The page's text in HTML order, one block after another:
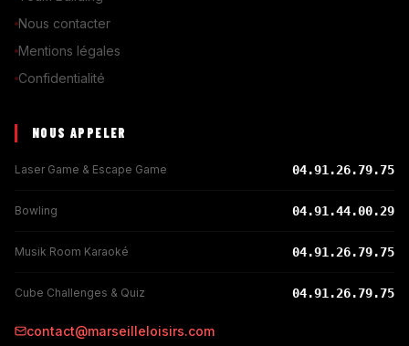
Nous contacter
Mentions légales
Confidentialité
NOUS APPELER
Laser Game & Escape Game 04.91.26.79.75
Bowling 04.91.44.00.29
Musik Room Karaoké 04.91.26.79.75
Cube Challenges & Quiz 04.91.26.79.75
contact@marseilleloisirs.com